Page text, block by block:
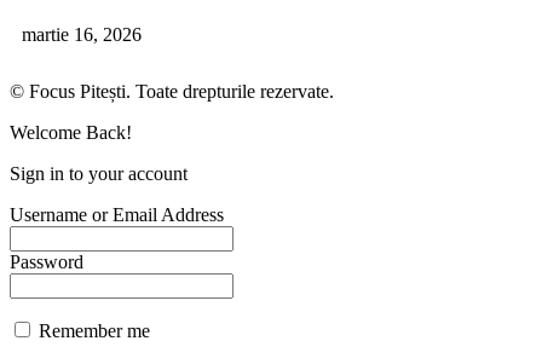
martie 16, 2026
© Focus Pitești. Toate drepturile rezervate.
Welcome Back!
Sign in to your account
Username or Email Address
Password
Remember me